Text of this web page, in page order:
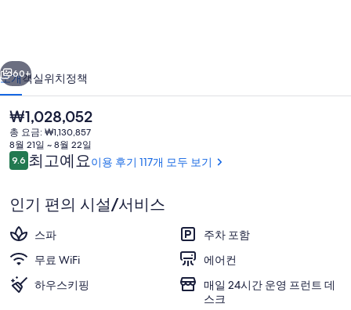
사
진
갤
러
리
스탠다드 스위트, 금연, 산 전망 | 욕실
다음
60+
소개객실위치정책
현
재
가
격
은
₩1,028,052
총 요금: ₩1,130,857
8월 21일 ~ 8월 22일
이
용
기
9.610점 만점 중 9.6점.
최고예요이용 후기 117개 모두 보기
인기 편의 시설/서비스
스파
주차 포함
무료 WiFi
에어컨
하우스키핑
매일 24시간 운영 프런트 데
스크